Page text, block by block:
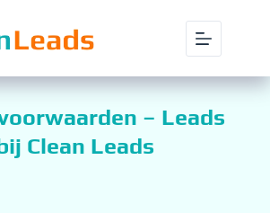
– Leads
Clean Leads